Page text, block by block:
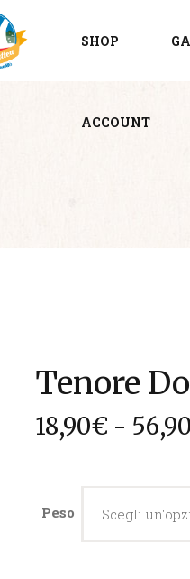
SHOP
ACCOUNT
Tenore
18,90€ - 56,90
Peso Scegli